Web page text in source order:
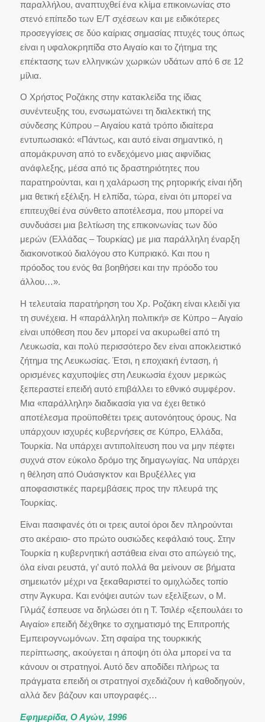
παραλλήλου, αναπτυχθεί ένα κλίμα επικοινωνίας στο
στενό επίπεδο των Ε/Τ σχέσεων και με ειδικότερες
προσεγγίσεις σε δύο καίριας σημασίας πτυχές τους όπως
είναι η υφαλοκρηπίδα στο Αιγαίο και το ζήτημα της
επέκτασης των ελληνικών χωρικών υδάτων από 6 σε 12
μίλια.
Ο Χρήστος Ροζάκης στην κατακλείδα της ίδιας
συνέντευξης του, ενσωματώνει τη διαλεκτική της
σύνδεσης Κύπρου – Αιγαίου κατά τρόπο ιδιαίτερα
εντυπωσιακό: «Πάντως, και αυτό είναι σημαντικό, η
απομάκρυνση από το ενδεχόμενο μιας αιφνίδιας
ανάφλεξης, μέσα από τις δραστηριότητες που
παρατηρούνται, και η χαλάρωση της ρητορικής είναι ήδη
μια θετική εξέλιξη. Η ελπίδα, τώρα, είναι ότι μπορεί να
επιτευχθεί ένα σύνθετο αποτέλεσμα, που μπορεί να
συνδυάσει μια βελτίωση της επικοινωνίας των δύο
μερών (Ελλάδας – Τουρκίας) με μια παράλληλη έναρξη
διακοινοτικού διαλόγου στο Κυπριακό. Και που η
πρόοδος του ενός θα βοηθήσει και την πρόοδο του
άλλου…».
Η τελευταία παρατήρηση του Χρ. Ροζάκη είναι κλειδί για
τη συνέχεια. Η «παράλληλη πολιτική» σε Κύπρο – Αιγαίο
είναι υπόθεση που δεν μπορεί να ακυρωθεί από τη
Λευκωσία, και πολύ περισσότερο δεν είναι αποκλειστικό
ζήτημα της Λευκωσίας. Έτσι, η εποχιακή ένταση, ή
ορισμένες καχυποψίες στη Λευκωσία έχουν μερικώς
ξεπεραστεί επειδή αυτό επιβάλλει το εθνικό συμφέρον.
Μια «παράλληλη» διαδικασία για να έχει θετικό
αποτέλεσμα προϋποθέτει τρεις αυτονόητους όρους. Να
υπάρχουν ισχυρές κυβερνήσεις σε Κύπρο, Ελλάδα,
Τουρκία. Να υπάρχει αντιπολίτευση που να μην πέφτει
συχνά στον εύκολο δρόμο της δημαγωγίας. Να υπάρχει
η θέληση από Ουάσιγκτον και Βρυξέλλες για
αποφασιστικές παρεμβάσεις προς την πλευρά της
Τουρκίας.
Είναι πασιφανές ότι οι τρεις αυτοί όροι δεν πληρούνται
στο ακέραιο- στο πρώτο ουσιώδες κεφάλαιό τους. Στην
Τουρκία η κυβερνητική αστάθεια είναι στο απώγειό της,
όλα είναι ρευστά, γι’ αυτό πολλά θα μείνουν σε βήματα
σημειωτόν μέχρι να ξεκαθαριστεί το ομιχλώδες τοπίο
στην Άγκυρα. Και ενόψει αυτών των εξελίξεων, ο Μ.
Γιλμάζ έσπευσε να δηλώσει ότι η Τ. Τσιλέρ «ξεπουλάει το
Αιγαίο» επειδή δέχθηκε το σχηματισμό της Επιτροπής
Εμπειρογνωμόνων. Στη σφαίρα της τουρκικής
περίπτωσης, ακούγεται η άποψη ότι όλα μπορεί να τα
κάνουν οι στρατηγοί. Αυτό δεν αποδίδει πλήρως τα
πράγματα επειδή οι στρατηγοί σχεδιάζουν ή καθοδηγούν,
αλλά δεν βάζουν και υπογραφές…
Εφημερίδα, Ο Αγών, 1996